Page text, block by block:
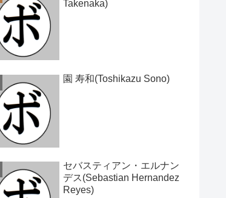
Takenaka)
園 寿和(Toshikazu Sono)
セバスティアン・エルナン
デス(Sebastian Hernandez
Reyes)